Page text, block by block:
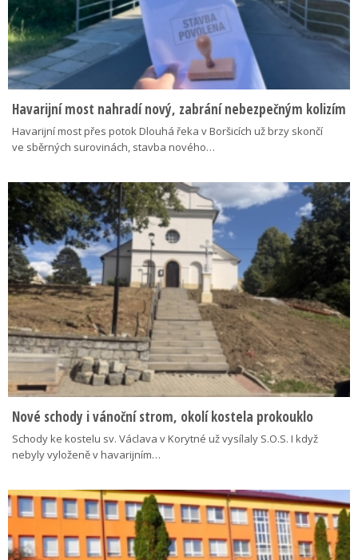
Havarijní most nahradí nový, zabrání nebezpečným kolizím
Havarijní most přes potok Dlouhá řeka v Boršicích už brzy skončí
ve sběrných surovinách, stavba nového…
Nové schody i vánoční strom, okolí kostela prokouklo
Schody ke kostelu sv. Václava v Korytné už vysílaly S.O.S. I když
nebyly vyloženě v havarijním…